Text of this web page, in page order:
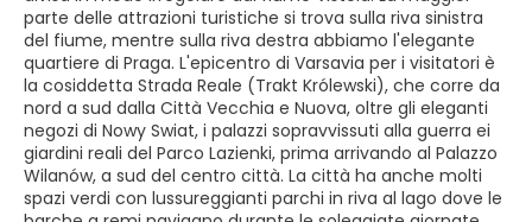
parte delle attrazioni turistiche si trova sulla riva sinistra
del fiume, mentre sulla riva destra abbiamo l'elegante
quartiere di Praga. L'epicentro di Varsavia per i visitatori è
la cosiddetta Strada Reale (Trakt Królewski), che corre da
nord a sud dalla Città Vecchia e Nuova, oltre gli eleganti
negozi di Nowy Swiat, i palazzi sopravvissuti alla guerra ei
giardini reali del Parco Lazienki, prima arrivando al Palazzo
Wilanów, a sud del centro città. La città ha anche molti
spazi verdi con lussureggianti parchi in riva al lago dove le